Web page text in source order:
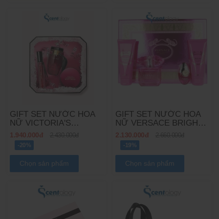
GIFT SET NƯỚC HOA
NỮ VICTORIA'S
SECRET BOMSHELL
3PCS
1.940.000đ
-20%
Chọn sản phẩm
GIFT SET NƯỚC HOA
NỮ VERSACE BRIGHT
CRYSTAL ABSOLU
4PCS
2.130.000đ
-19%
Chọn sản phẩm